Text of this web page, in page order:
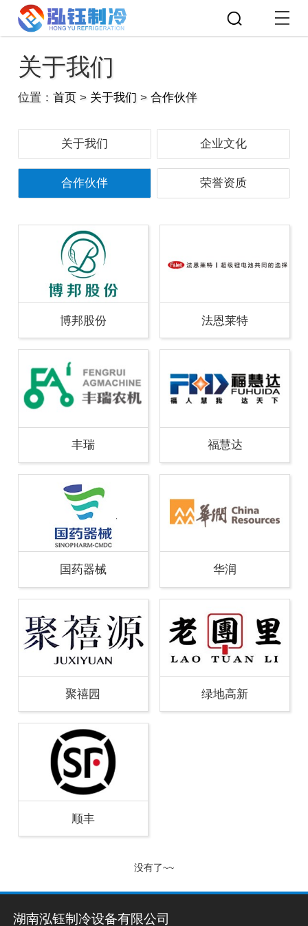
关于我们
位置： 首页> 关于我们 > 合作伙伴
关于我们 企业文化
合作伙伴 荣誉资质
博邦股份 法恩莱特
丰瑞 福慧达
国药器械 华润
聚禧园 绿地高新
顺丰
没有了~~
湖南泓钰制冷设备有限公司